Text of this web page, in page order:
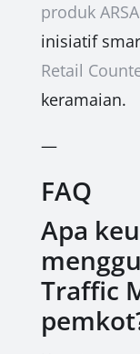
produk ARSA
inisiatif
Retail
keramaian.
—
FAQ
Apa
Traffic